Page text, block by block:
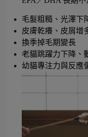
毛髮粗糙、光澤下
皮膚乾癢、皮屑增
換季掉毛期變長
老貓跳躍力下降、
幼貓專注力與反應